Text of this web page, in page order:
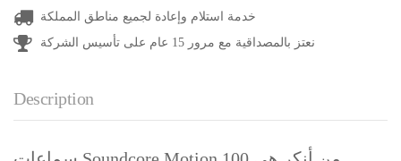
خدمة استلام وإعادة لجميع مناطق المملكة
نعتز بالمصداقية مع مرور 15 عام على تأسيس الشركة
Description